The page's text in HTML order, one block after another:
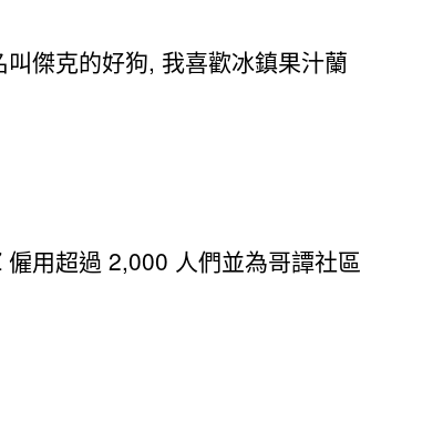
傑克的好狗, 我喜歡冰鎮果汁蘭
用超過 2,000 人們並為哥譚社區